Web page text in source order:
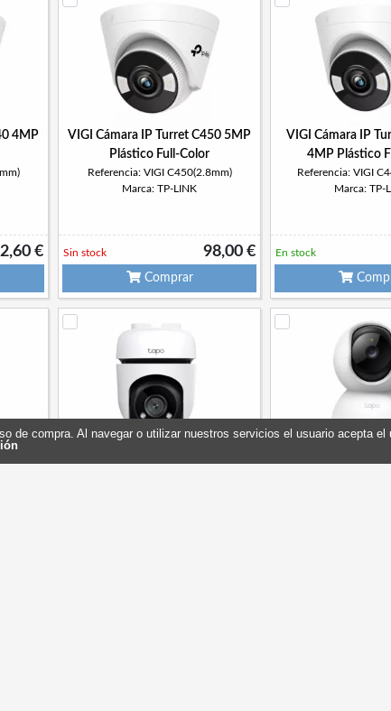
4MP
€
VIGI Cámara IP Turret C450 5MP
Plástico Full-Color
Referencia: VIGI C450(2.8mm)
Marca: TP-LINK
98,00 €
Sin stock
Comprar
VIGI Cámara IP
4MP Plástico
Referencia: VIGI
Marca: TP-
En stock
de compra. Al navegar o utilizar nuestros servicios el usuario acepta el